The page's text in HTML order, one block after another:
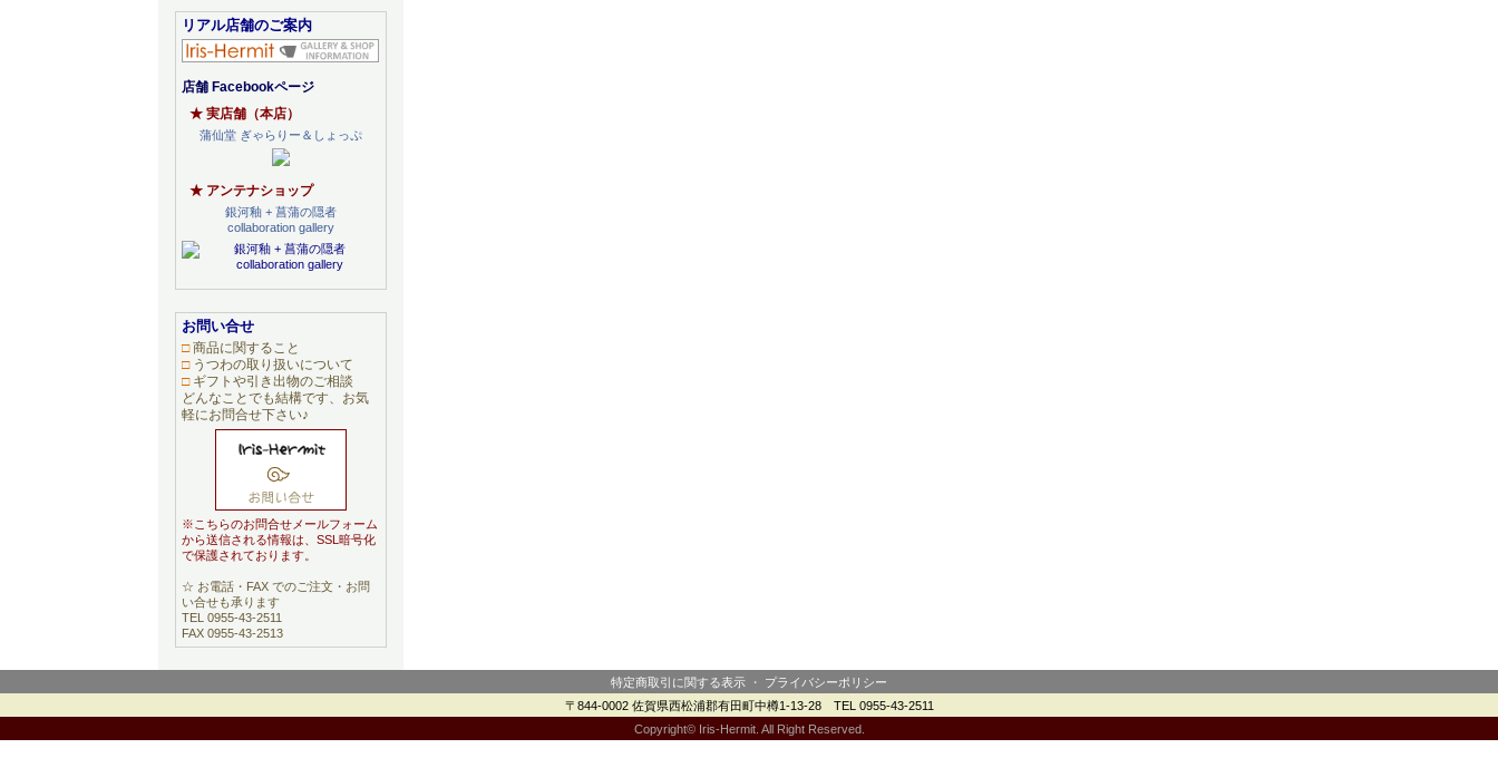
リアル店舗のご案内
店舗 Facebookページ
★ 実店舗（本店）
蒲仙堂 ぎゃらりー＆しょっぷ
★ アンテナショップ
銀河釉 + 菖蒲の隠者
collaboration gallery
お問い合せ
□商品に関すること
□うつわの取り扱いについて
□ギフトや引き出物のご相談
どんなことでも結構です、お気
軽にお問合せ下さい♪
※こちらのお問合せメールフォーム
から送信される情報は、SSL暗号化
で保護されております。
☆ お電話・FAX でのご注文・お問
い合せも承ります
TEL 0955-43-2511
FAX 0955-43-2513
特定商取引に関する表示 ・ プライバシーポリシー
〒844-0002 佐賀県西松浦郡有田町中樽1-13-28 TEL 0955-43-2511
Copyright© Iris-Hermit. All Right Reserved.